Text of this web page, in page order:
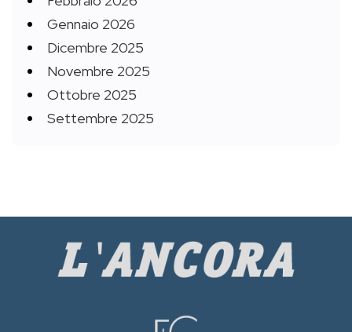
Gennaio 2026
Dicembre 2025
Novembre 2025
Ottobre 2025
Settembre 2025